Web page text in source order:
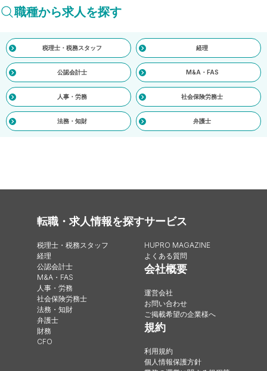
職種から求人を探す
税理士・税務スタッフ 経理
公認会計士 M&A・FAS
人事・労務 社会保険労務士
法務・知財 弁護士
転職・求人情報を探す
税理士・税務スタッフ
経理
公認会計士
M&A・FAS
人事・労務
社会保険労務士
法務・知財
弁護士
財務
CFO
サービス
HUPRO MAGAZINE
よくある質問
会社概要
運営会社
お問い合わせ
ご掲載希望の企業様へ
規約
利用規約
個人情報保護方針